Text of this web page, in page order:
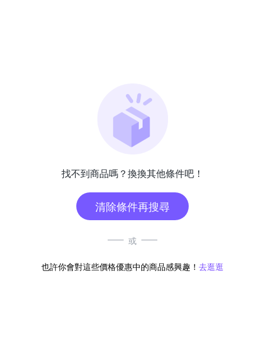
找不到商品嗎？換換其他條件吧！
清除條件再搜尋
或
也許你會對這些價格優惠中的商品感興趣！ 去逛逛